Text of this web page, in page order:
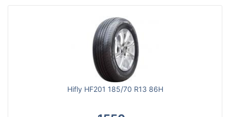
Hifly HF201 185/70 R13 86H